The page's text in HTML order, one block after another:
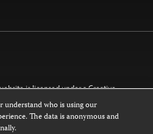
is licensed under aCreative
by the Creative Commons license.
understand who is using our
The data is anonymous and